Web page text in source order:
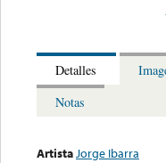
Detalles
Notas
ArtistaJorge Ibarra